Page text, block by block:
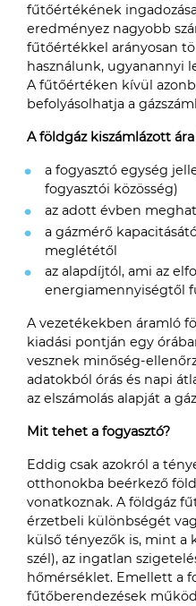
fűtőértékének
eredményez nagyobb
fűtőértékkel arányosan
használunk, ugyanannyi
A fűtőértéken kívül
befolyásolhatja a
A földgáz kiszámlázott
a fogyasztó egység
fogyasztói közösség)
az adott évben
a gázmérő
meglététől
az alapdíjtól, ami az
energiamennyiségtől
A vezetékekben áramló
kiadási pontján egy
vesznek minőség-
adatokból órás és napi
az elszámolás alapját a
Mit tehet a fogyasztó?
Eddig csak azokról a
otthonokba beérkező
vonatkoznak. A földgáz
érzetbeli különbségét
külső tényezők is, mint a
szél), az ingatlan
hőmérséklet. Emellett a
fűtőberendezések